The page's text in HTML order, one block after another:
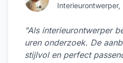
Interieurontwerper,
"Als interieurontwerper
uren onderzoek. De
stijlvol en perfect